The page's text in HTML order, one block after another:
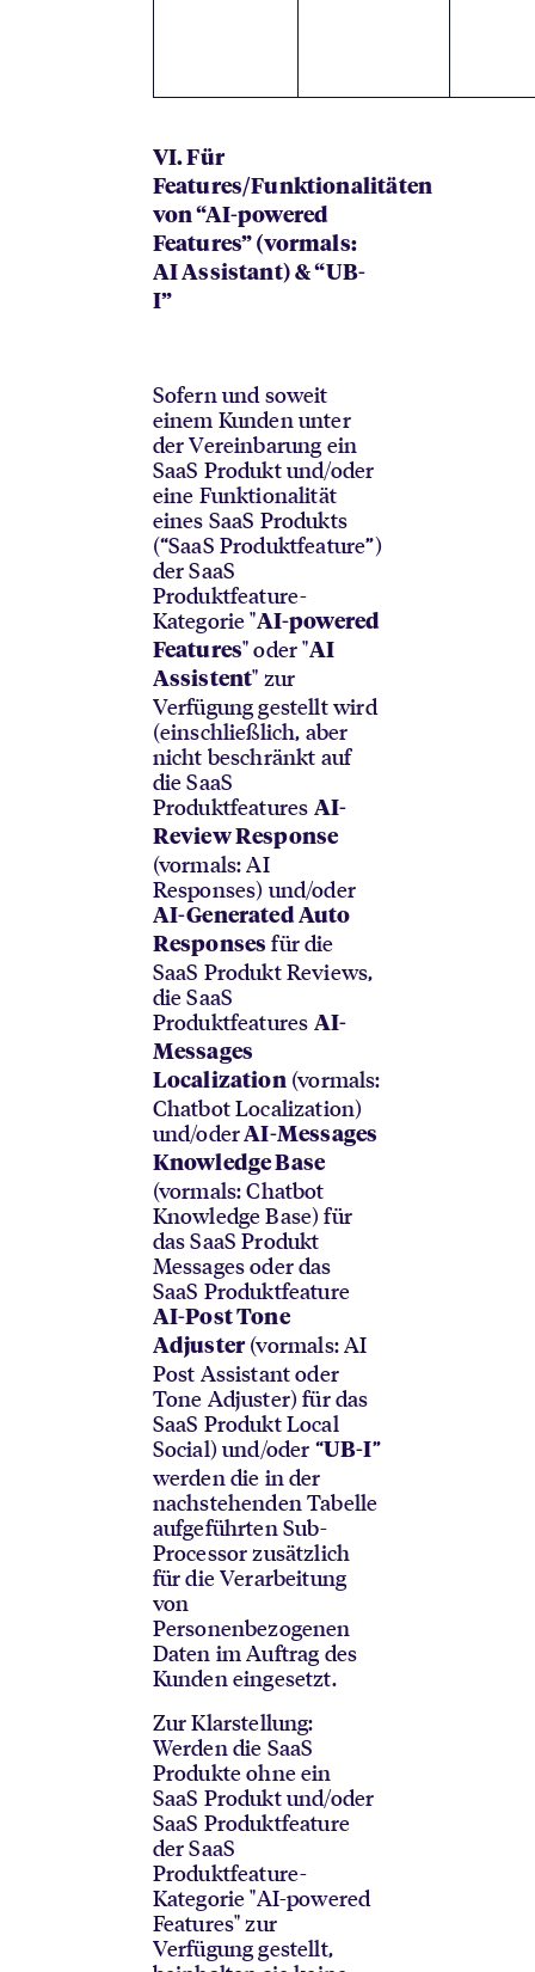
VI. Für
Features/Funktionalitäten
von “AI-powered
Features” (vormals:
AI Assistant) & “UB-
I”
Sofern und soweit
einem Kunden unter
der Vereinbarung ein
SaaS Produkt und/oder
eine Funktionalität
eines SaaS Produkts
(“SaaS Produktfeature”)
der SaaS
Produktfeature-
Kategorie "AI-powered
Features" oder "AI
Assistent" zur
Verfügung gestellt wird
(einschließlich, aber
nicht beschränkt auf
die SaaS
Produktfeatures AI-
Review Response
(vormals: AI
Responses) und/oder
AI-Generated Auto
Responses für die
SaaS Produkt Reviews,
die SaaS
Produktfeatures AI-
Messages
Localization (vormals:
Chatbot Localization)
und/oder AI-Messages
Knowledge Base
(vormals: Chatbot
Knowledge Base) für
das SaaS Produkt
Messages oder das
SaaS Produktfeature
AI-Post Tone
Adjuster(vormals: AI
Post Assistant oder
Tone Adjuster) für das
SaaS Produkt Local
Social) und/oder “UB-I ”
werden die in der
nachstehenden Tabelle
aufgeführten Sub-
Processor zusätzlich
für die Verarbeitung
von
Personenbezogenen
Daten im Auftrag des
Kunden eingesetzt.
Zur Klarstellung:
Werden die SaaS
Produkte ohne ein
SaaS Produkt und/oder
SaaS Produktfeature
der SaaS
Produktfeature-
Kategorie "AI-powered
Features" zur
Verfügung gestellt,